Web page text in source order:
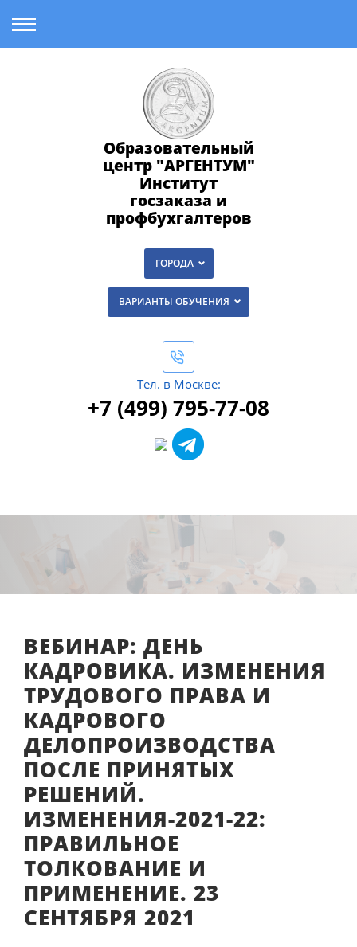
Образовательный
центр "АРГЕНТУМ"
Институт
госзаказа и
профбухгалтеров
ГОРОДА
ВАРИАНТЫ ОБУЧЕНИЯ
Тел. в Москве:
+7 (499) 795-77-08
ВЕБИНАР: ДЕНЬ
КАДРОВИКА. ИЗМЕНЕНИЯ
ТРУДОВОГО ПРАВА И
КАДРОВОГО
ДЕЛОПРОИЗВОДСТВА
ПОСЛЕ ПРИНЯТЫХ
РЕШЕНИЙ.
ИЗМЕНЕНИЯ-2021-22:
ПРАВИЛЬНОЕ
ТОЛКОВАНИЕ И
ПРИМЕНЕНИЕ. 23
СЕНТЯБРЯ 2021